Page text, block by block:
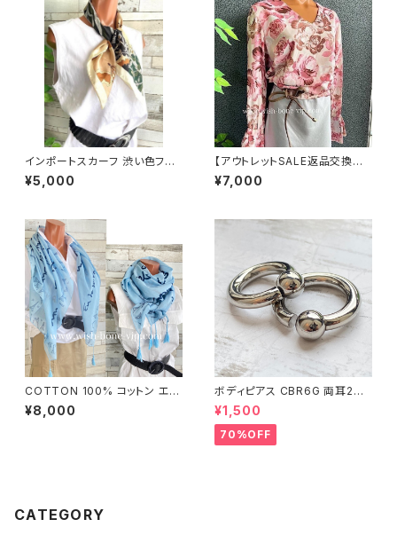
インポートスカーフ 渋い色フラ
ワー小さめスカーフ ツヤスカー
フ・バッグスカーフ/カーキフラワ
¥5,000
【アウトレットSALE返品交換不
可8/20まで】イタリア製トップス
｜ Made in ITALY｜フリル長
¥7,000
COTTON 100% コットン エッ
フェル塔 インポート大判ストー
ル ・心地よい肌触りのスカーフ/
¥8,000
ボディピアス CBR6G 両耳2個
セット 1ボール ネジ式 簡単脱着
サージカルステンレス NY直輸
入
¥1,500
70%OFF
CATEGORY